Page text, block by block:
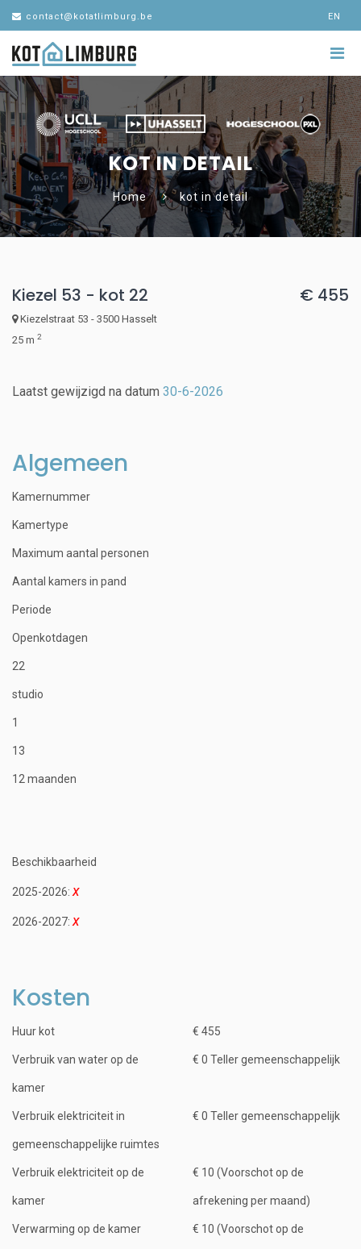
contact@kotatlimburg.be EN
KOT IN DETAIL
Home kot in detail
Kiezel 53 - kot 22
Kiezelstraat 53 - 3500 Hasselt
25 m 2
€ 455
Laatst gewijzigd na datum 30-6-2026
Algemeen
Kamernummer
Kamertype
Maximum aantal personen
Aantal kamers in pand
Periode
Openkotdagen
22
studio
1
13
12 maanden
Beschikbaarheid
2025-2026:
2026-2027:
Kosten
Huur kot € 455
Verbruik van water op de
kamer
€ 0 Teller gemeenschappelijk
Verbruik elektriciteit in
gemeenschappelijke ruimtes
€ 0 Teller gemeenschappelijk
Verbruik elektriciteit op de
kamer
€ 10 (Voorschot op de
afrekening per maand)
Verwarming op de kamer € 10 (Voorschot op de